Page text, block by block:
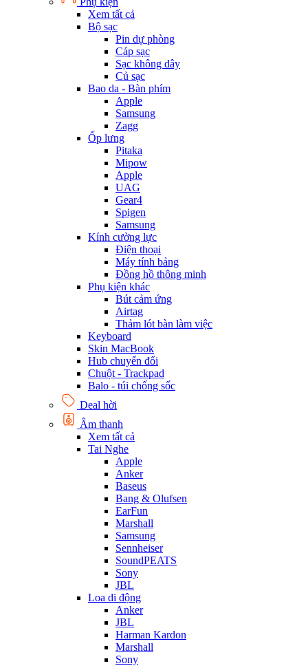
Xem tất cả
Bộ sạc
Pin dự phòng
Cáp sạc
Sạc không dây
Củ sạc
Bao da - Bàn phím
Apple
Samsung
Zagg
Ốp lưng
Pitaka
Mipow
Apple
UAG
Gear4
Spigen
Samsung
Kính cường lực
Điện thoại
Máy tính bảng
Đồng hồ thông minh
Phụ kiện khác
Bút cảm ứng
Airtag
Thảm lót bàn làm việc
Keyboard
Skin MacBook
Hub chuyển đổi
Chuột - Trackpad
Balo - túi chống sốc
Deal hời
Âm thanh
Xem tất cả
Tai Nghe
Apple
Anker
Baseus
Bang & Olufsen
EarFun
Marshall
Samsung
Sennheiser
SoundPEATS
Sony
JBL
Loa di động
Anker
JBL
Harman Kardon
Marshall
Sony